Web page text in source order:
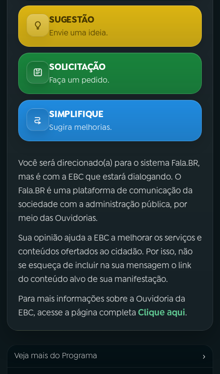
SUGESTÃO
Envie uma ideia.
SOLICITAÇÃO
Faça um pedido.
SIMPLIFIQUE
Sugira melhorias.
Você será direcionado(a) para o sistema Fala.BR,
mas é com a EBC que estará dialogando. O
Fala.BR é uma plataforma de comunicação da
sociedade com a administração pública, por
meio das Ouvidorias.
Sua opinião ajuda a EBC a melhorar os serviços e
conteúdos ofertados ao cidadão. Por isso, não
se esqueça de incluir na sua mensagem o link
do conteúdo alvo de sua manifestação.
Para mais informações sobre a Ouvidoria da
EBC, acesse a página completa Clique aqui.
Veja mais do Programa ›